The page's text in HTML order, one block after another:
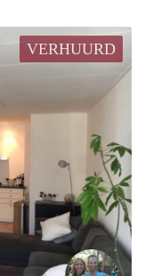
VERHUURD
Eva